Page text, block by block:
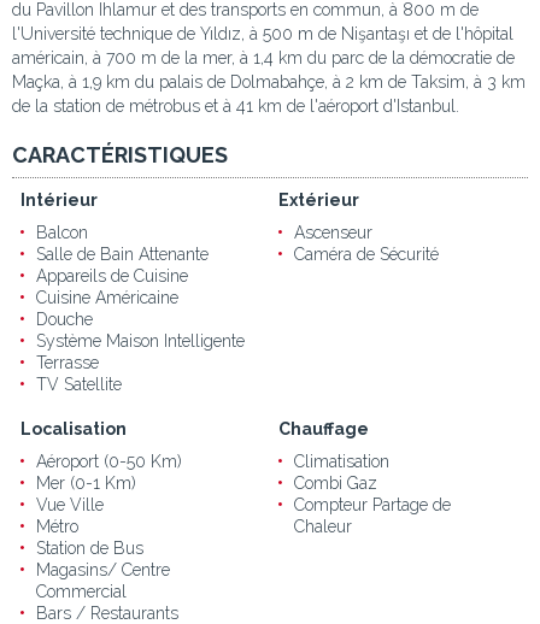
du Pavillon Ihlamur et des transports en commun, à 800 m de
l'Université technique de Yıldız, à 500 m de Nişantaşı et de l'hôpital
américain, à 700 m de la mer, à 1,4 km du parc de la démocratie de
Maçka, à 1,9 km du palais de Dolmabahçe, à 2 km de Taksim, à 3 km
de la station de métrobus et à 41 km de l'aéroport d'Istanbul.
CARACTÉRISTIQUES
Intérieur
Balcon
Salle de Bain Attenante
Appareils de Cuisine
Cuisine Américaine
Douche
Système Maison Intelligente
Terrasse
TV Satellite
Extérieur
Ascenseur
Caméra de Sécurité
Localisation
Aéroport (0-50 Km)
Mer (0-1 Km)
Vue Ville
Métro
Station de Bus
Magasins/ Centre
Commercial
Bars / Restaurants
Chauffage
Climatisation
Combi Gaz
Compteur Partage de
Chaleur